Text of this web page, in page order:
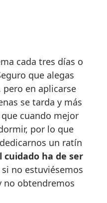
cada tres días o
que alegas
en aplicarse
se tarda y más
cuando mejor
por lo que
un ratín
cuidado ha de ser
no estuviésemos
no obtendremos